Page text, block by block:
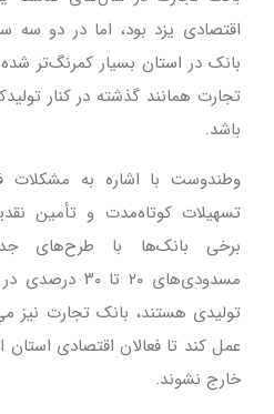
اقتصادی یزد بود، اما در دو
بانک در استان بسیار کمرنگ‌تر
تجارت همانند گذشته در کنار
باشد.
وطندوست با اشاره به مشکلات
تسهیلات کوتاه‌مدت و تأمین
برخی بانک‌ها با طرح‌های
مسدودی‌های ۲۰
تولیدی هستند، بانک تجارت نیز
عمل کند تا فعالان اقتصادی
خارج نشوند.